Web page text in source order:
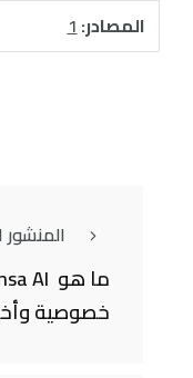
المصادر:1
خصوصية